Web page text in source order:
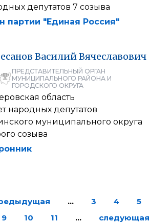
депутатов 7 созыва
партии "Единая Россия"
ВасилийВячеславович
ПРЕДСТАВИТЕЛЬНЫЙ ОРГАН
МУНИЦИПАЛЬНОГО РАЙОНА И
ГОРОДСКОГО ОКРУГА
область
народных депутатов
муниципального округа
созыва
… 3 4
5
9 10 11 …
следующая